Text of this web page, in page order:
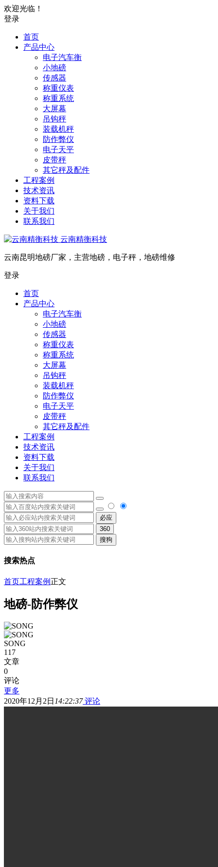
欢迎光临！
登录
首页
产品中心
电子汽车衡
小地磅
传感器
称重仪表
称重系统
大屏幕
吊钩秤
装载机秤
防作弊仪
电子天平
皮带秤
其它秤及配件
工程案例
技术资讯
资料下载
关于我们
联系我们
云南精衡科技
云南昆明地磅厂家，主营地磅，电子秤，地磅维修
登录
首页
产品中心
电子汽车衡
小地磅
传感器
称重仪表
称重系统
大屏幕
吊钩秤
装载机秤
防作弊仪
电子天平
皮带秤
其它秤及配件
工程案例
技术资讯
资料下载
关于我们
联系我们
必应
360
搜狗
搜索热点
首页工程案例 正文
地磅-防作弊仪
SONG
117
文章
0
评论
更多
2020年12月2日 14:22:37评论